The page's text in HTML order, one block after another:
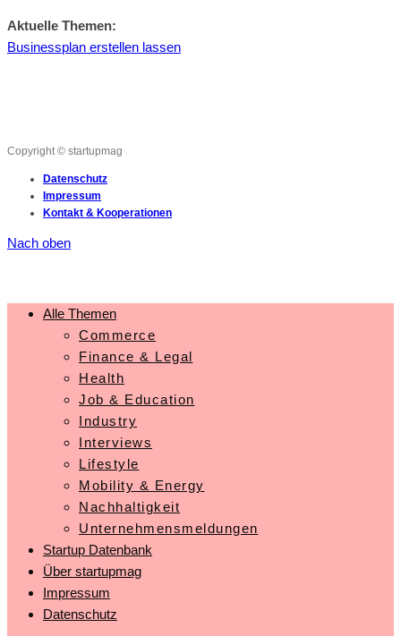
Aktuelle Themen:
Businessplan erstellen lassen
Copyright © startupmag
Datenschutz
Impressum
Kontakt & Kooperationen
Nach oben
Alle Themen
Commerce
Finance & Legal
Health
Job & Education
Industry
Interviews
Lifestyle
Mobility & Energy
Nachhaltigkeit
Unternehmensmeldungen
Startup Datenbank
Über startupmag
Impressum
Datenschutz